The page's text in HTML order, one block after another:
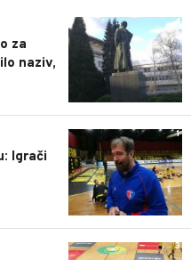
4
za
naziv,
1
Igrači
3